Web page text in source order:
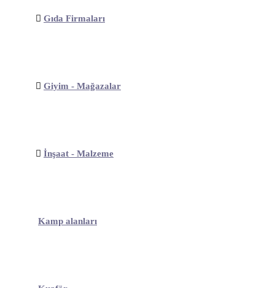
Gıda Firmaları
Giyim - Mağazalar
İnşaat - Malzeme
Kamp alanları